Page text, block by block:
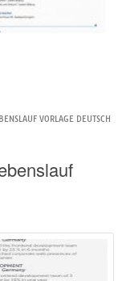
VORLAGE DEUTSCH